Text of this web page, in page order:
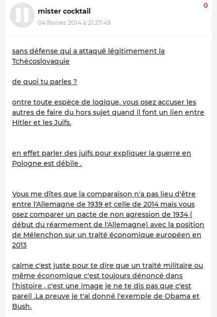
mister cocktail
04 février 2014 à 21:27:49
0
sans défense qui a attaqué légitimement la
Tchécoslovaquie
de quoi tu parles ?
ontre toute espèce de logique, vous osez accuser les
autres de faire du hors sujet quand il font un lien entre
Hitler et les Juifs.
en effet parler des juifs pour expliquer la guerre en
Pologne est débile .
Vous me dîtes que la comparaison n'a pas lieu d'être
entre l'Allemagne de 1939 et celle de 2014 mais vous
osez comparer un pacte de non agression de 1934 (
début du réarmement de l'Allemagne) avec la position
de Mélenchon sur un traité économique européen en
2013
calme c'est juste pour te dire que un traité militaire ou
même économique c'est toujours dénoncé dans
l'histoire , c'est une image je ne te dis pas que c'est
pareil .La preuve je t'ai donné l'exemple de Obama et
Bush.